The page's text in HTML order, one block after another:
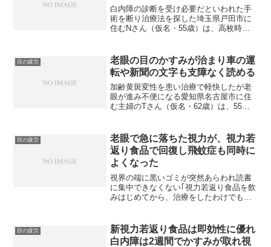
白内障の診断を受け必要だといわれた手
術を断り治療法を探した埼玉県戸田市に
住むNさん（仮名・55歳）は、高枚時代
した。出産を機に貿易会社を退社しまし
たが、その後も以前勤め...
目の疲労
老眼の目のかすみが治まり車の運
転や新聞の文字も支障なく読める
加齢黄斑変性を患い治療で軽快したが老
眼が進み不便になる愛知県名古屋市に住
む主婦のTさん（仮名・62歳）は、55歳
任は、子供たちが高校へ出す内申書を、
何十通もまとめて書...
目の疲労
老眼で急に落ちた視力が、視力若
返り食品で回復し飛蚊症も同時に
よくなった
視界の端に黒いゴミが突然あらわれ読書
に集中できなくない｢視力若返り食品を飲
みはじめてから、治療をしたわけでもな
以前よりも、ものがはっきりとと見える
ようになりました。｣ ...
目の疲労
新視力若返り食品は即効性に優れ
白内障は2週間でかすみが取れ視